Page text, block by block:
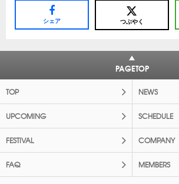
シェア つぶやく
PAGETOP
TOP NEWS
UPCOMING SCHEDULE
FESTIVAL COMPANY
FAQ MEMBERS